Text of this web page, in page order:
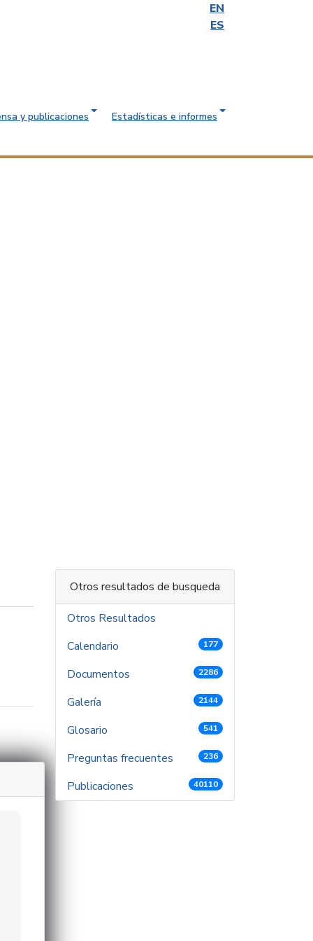
EN
ES
y publicaciones Estadísticas e informes
Otros resultados de busqueda
Otros Resultados
Calendario
177
Documentos 2286
Galería 2144
Glosario 541
Preguntas frecuentes 236
Publicaciones 40110